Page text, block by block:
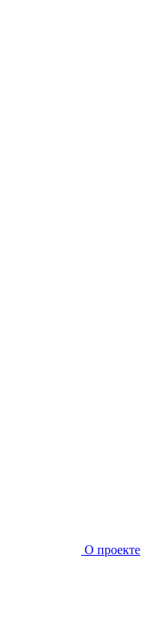
О проекте